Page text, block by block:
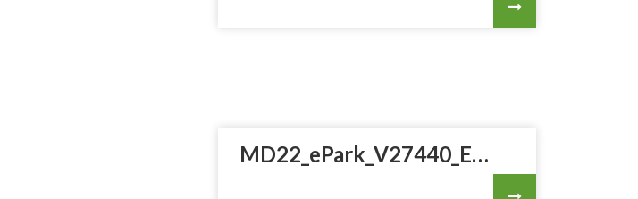
MD22_ePark_V27440_ESsimple.pdf